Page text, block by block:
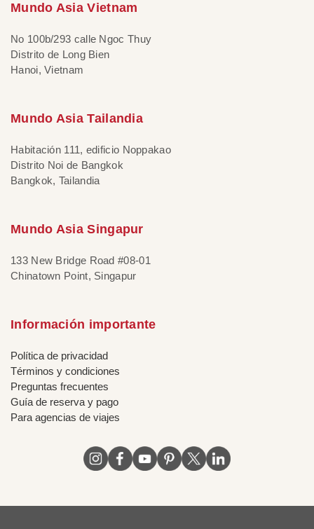
Mundo Asia Vietnam
No 100b/293 calle Ngoc Thuy
Distrito de Long Bien
Hanoi, Vietnam
Mundo Asia Tailandia
Habitación 111, edificio Noppakao
Distrito Noi de Bangkok
Bangkok, Tailandia
Mundo Asia Singapur
133 New Bridge Road #08-01
Chinatown Point, Singapur
Información importante
Política de privacidad
Términos y condiciones
Preguntas frecuentes
Guía de reserva y pago
Para agencias de viajes